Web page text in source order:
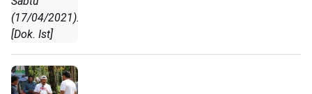
(17/04/2021).
[Dok. Ist]